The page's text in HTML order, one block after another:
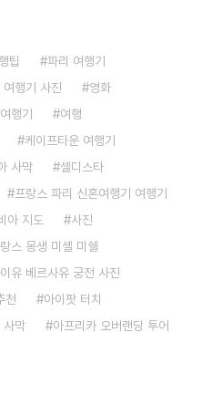
팁
파리 여행기
행기 사진
영화
행기
여행
케이프타운 여행기
사막
셀디스타
프랑스 파리 신혼여행기 여행기
아 지도
사진
스 몽생 미셸 미쉘
유 베르사유 궁전 사진
천
아이팟 터치
사막
아프리카 오버랜딩 투어